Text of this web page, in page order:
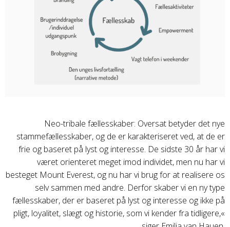
Neo-tribale fællesskaber: Oversat betyder det nye
stammefællesskaber, og de er karakteriseret ved, at de er
frie og baseret på lyst og interesse. De sidste 30 år har vi
været orienteret meget imod individet, men nu har vi
besteget Mount Everest, og nu har vi brug for at realisere os
selv sammen med andre. Derfor skaber vi en ny type
fællesskaber, der er baseret på lyst og interesse og ikke på
pligt, loyalitet, slægt og historie, som vi kender fra tidligere,«